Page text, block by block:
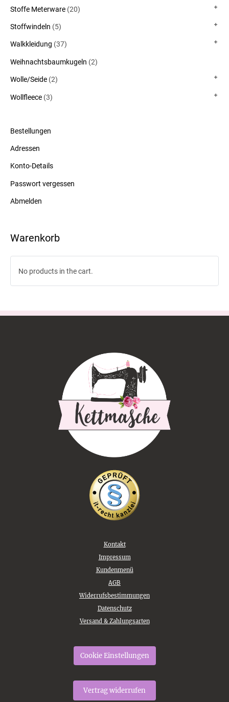
Stoffe Meterware (20)
Stoffwindeln (5)
Walkkleidung (37)
Weihnachtsbaumkugeln (2)
Wolle/Seide (2)
Wollfleece (3)
Bestellungen
Adressen
Konto-Details
Passwort vergessen
Abmelden
Warenkorb
No products in the cart.
Kontakt
Impressum
Kundenmenü
AGB
Widerrufsbestimmungen
Datenschutz
Versand & Zahlungsarten
Cookie Einstellungen
Vertrag widerrufen